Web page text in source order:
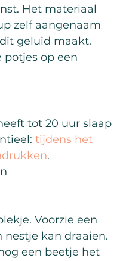
Het materiaal
zelf aangenaam
geluid maakt.
potjes op een
tot 20 uur slaap
tijdens het
.
Voorzie een
nestje kan draaien.
een beetje het